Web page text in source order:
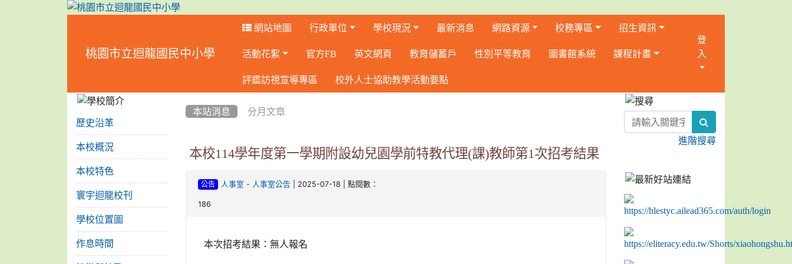
桃園市立迴龍國民中小學
網站地圖 行政單位 學校現況 最新消息 網路資源 校務專區 招生資訊
活動花絮 官方FB 英文網頁 教育儲蓄戶 性別平等教育 圖書館系統 課程計畫
評鑑訪視宣導專區 校外人士協助教學活動要點
登
入
本站消息 分月文章
本校114學年度第一學期附設幼兒園學前特教代理(課)教師第1次招考結果
公告 人事室 - 人事室公告 | 2025-07-18 | 點閱數：
186
本次招考結果：無人報名
:::
歷史沿革
本校概況
本校特色
寰宇迴龍校刊
學校位置圖
作息時間
:::
進階搜尋